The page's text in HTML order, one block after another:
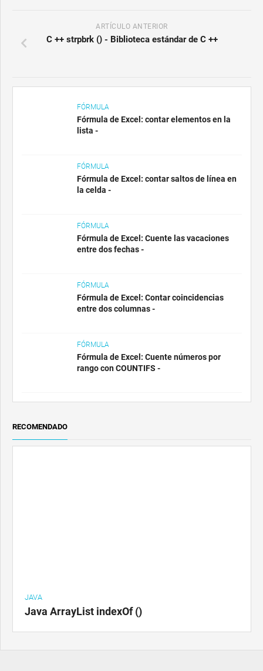
ARTÍCULO ANTERIOR
C ++ strpbrk () - Biblioteca estándar de C ++
FÓRMULA
Fórmula de Excel: contar elementos en la
lista -
FÓRMULA
Fórmula de Excel: contar saltos de línea en
la celda -
FÓRMULA
Fórmula de Excel: Cuente las vacaciones
entre dos fechas -
FÓRMULA
Fórmula de Excel: Contar coincidencias
entre dos columnas -
FÓRMULA
Fórmula de Excel: Cuente números por
rango con COUNTIFS -
RECOMENDADO
JAVA
Java ArrayList indexOf ()